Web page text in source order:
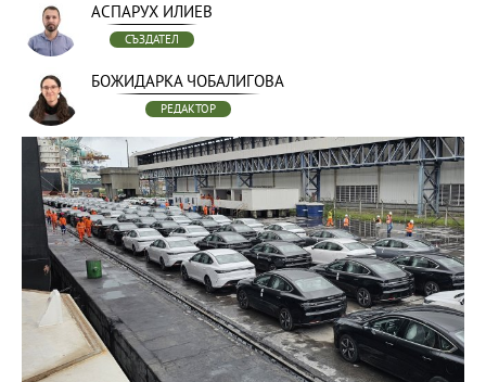
АСПАРУХ ИЛИЕВ
СЪЗДАТЕЛ
БОЖИДАРКА ЧОБАЛИГОВА
РЕДАКТОР